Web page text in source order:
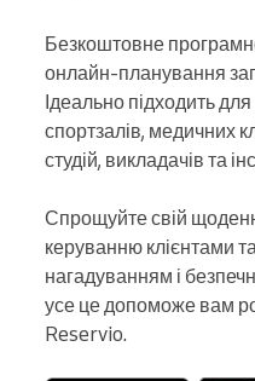
Безкоштовне
онлайн-планування
Ідеально підходить
спортзалів, медичних
студій, викладачів та
Спрощуйте свій
керуванню клієнтами
нагадуванням і
усе це допоможе вам
Reservio.